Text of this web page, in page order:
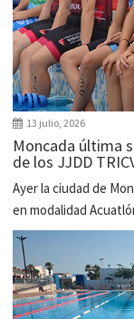
13 julio, 2026
Moncada última
de los JJDD
Ayer la ciudad de
en modalidad